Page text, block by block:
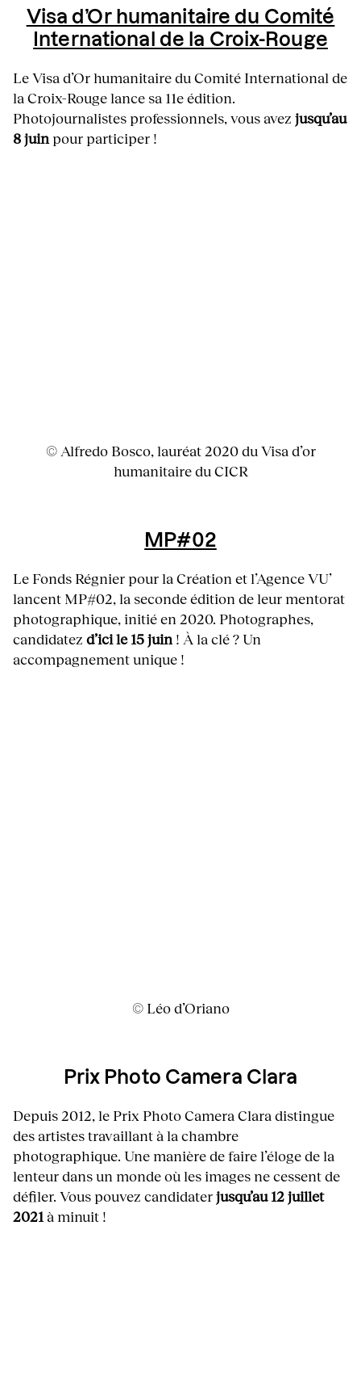
Visa d’Or humanitaire du Comité
International de la Croix-Rouge
Le Visa d’Or humanitaire du Comité International de
la Croix-Rouge lance sa 11e édition.
Photojournalistes professionnels, vous avez jusqu’au
8 juinpour participer !
© Alfredo Bosco, lauréat 2020 du Visa d’or
humanitaire du CICR
MP#02
Le Fonds Régnier pour la Création et l’Agence VU’
lancent MP#02, la seconde édition de leur mentorat
photographique, initié en 2020. Photographes,
candidatez d’ici le 15 juin ! À la clé ? Un
accompagnement unique !
© Léo d’Oriano
Prix Photo Camera Clara
Depuis 2012, le Prix Photo Camera Clara distingue
des artistes travaillant à la chambre
photographique. Une manière de faire l’éloge de la
lenteur dans un monde où les images ne cessent de
défiler. Vous pouvez candidaterjusqu’au 12 juillet
2021 à minuit !